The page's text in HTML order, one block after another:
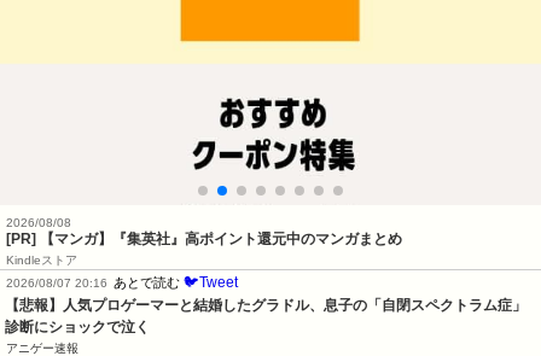
2026/08/08
[PR] 【マンガ】『集英社』高ポイント還元中のマンガまとめ
Kindleストア
2026/08/07 20:16
あとで読む 🐦Tweet
【悲報】人気プロゲーマーと結婚したグラドル、息子の「自閉スペクトラム症」
診断にショックで泣く
アニゲー速報